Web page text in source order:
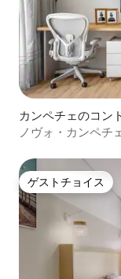
カンペチェのコン
ノヴォ・カンペチ
ゲストチョイス
ゲストチョイス